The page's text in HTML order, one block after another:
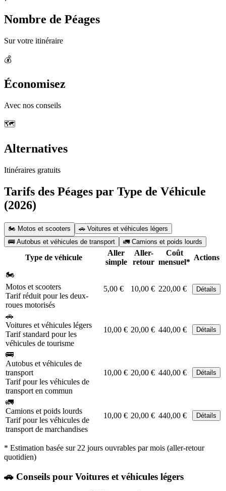
Nombre de Péages
Sur votre itinéraire
💰
Économisez
Avec nos conseils
🗺️
Alternatives
Itinéraires gratuits
Tarifs des Péages par Type de Véhicule
(2026)
🏍️ Motos et scooters
🚗 Voitures et véhicules légers
🚌 Autobus et véhicules de transport
🚛 Camions et poids lourds
Type de véhicule
Aller
simple
Aller-
retour
Coût
mensuel*
Actions
🏍️
Motos et scooters
Tarif réduit pour les deux-
roues motorisés
5,00 € 10,00 € 220,00 € Détails
🚗
Voitures et véhicules légers
Tarif standard pour les
véhicules de tourisme
10,00 € 20,00 € 440,00 € Détails
🚌
Autobus et véhicules de
transport
Tarif pour les véhicules de
transport en commun
10,00 € 20,00 € 440,00 € Détails
🚛
Camions et poids lourds
Tarif pour les véhicules de
transport de marchandises
10,00 € 20,00 € 440,00 € Détails
* Estimation basée sur 22 jours ouvrables par mois (aller-retour
quotidien)
🚗 Conseils pour Voitures et véhicules légers